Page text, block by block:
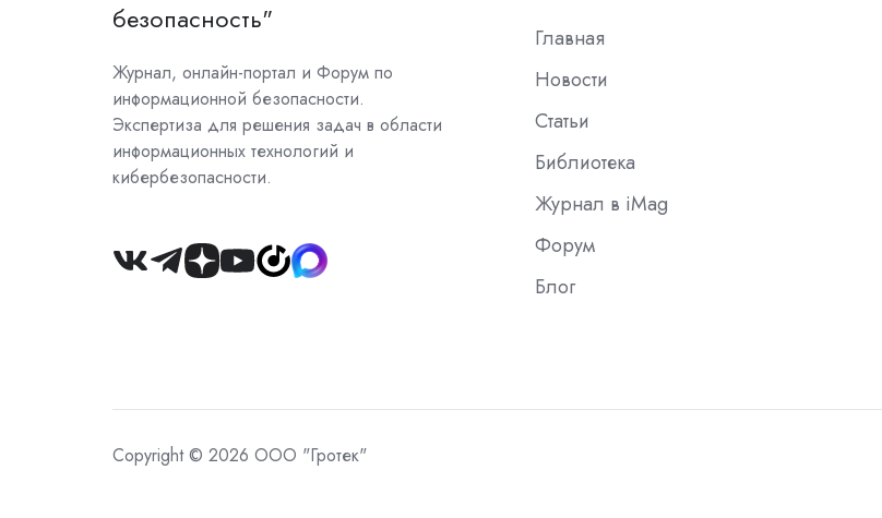
безопасность"
Журнал, онлайн-портал и Форум по
информационной безопасности.
Экспертиза для решения задач в области
информационных технологий и
кибербезопасности.
Join
Главная
Новости
Статьи
Библиотека
Журнал в iMag
Форум
Блог
Copyright © 2026 ООО "Гротек"